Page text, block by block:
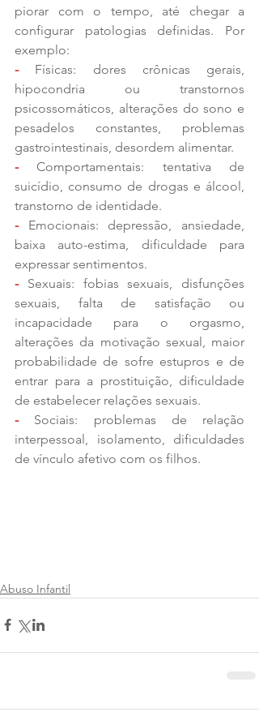
piorar com o tempo, até chegar a
configurar patologias definidas. Por
exemplo:
- Físicas: dores crônicas gerais,
hipocondria ou transtornos
psicossomáticos, alterações do sono e
pesadelos constantes, problemas
gastrointestinais, desordem alimentar.
- Comportamentais: tentativa de
suicídio, consumo de drogas e álcool,
transtorno de identidade.
- Emocionais: depressão, ansiedade,
baixa auto-estima, dificuldade para
expressar sentimentos.
- Sexuais: fobias sexuais, disfunções
sexuais, falta de satisfação ou
incapacidade para o orgasmo,
alterações da motivação sexual, maior
probabilidade de sofre estupros e de
entrar para a prostituição, dificuldade
de estabelecer relações sexuais.
- Sociais: problemas de relação
interpessoal, isolamento, dificuldades
de vínculo afetivo com os filhos.
Abuso Infantil